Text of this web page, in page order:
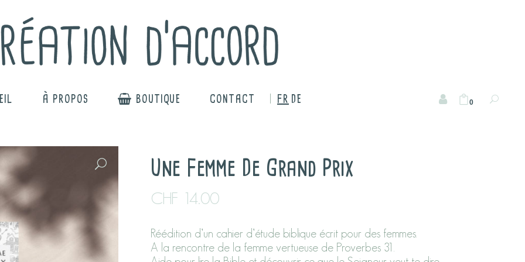
À PROPOS BOUTIQUE CONTACT FR DE 0
Une Femme De Grand Prix
CHF 14.00
Réédition d’un cahier d’étude biblique écrit pour des femmes.
A la rencontre de la femme vertueuse de Proverbes 31.